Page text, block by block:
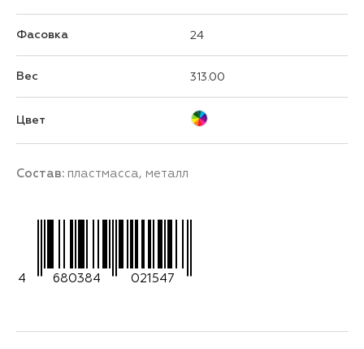
Фасовка 24
Вес 313.00
Цвет
Состав: пластмасса, металл
4 680384 021547